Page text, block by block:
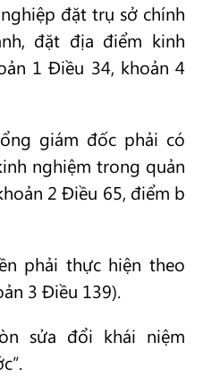
đặt trụ sở chính
đặt địa điểm kinh
1 Điều 34, khoản 4
giám đốc phải có
nghiệm trong quản
2 Điều 65, điểm b
phải thực hiện theo
3 Điều 139).
sửa đổi khái niệm